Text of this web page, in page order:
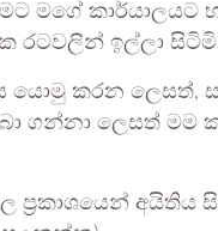
මගේ කාර්යාලයට
රටවලින් ඉල්ලා
යොමු කරන ලෙසත්,
ගන්නා ලෙසත්
ප්‍රකාශයෙන්